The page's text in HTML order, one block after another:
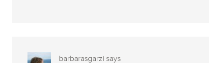
barbarasgarzi says